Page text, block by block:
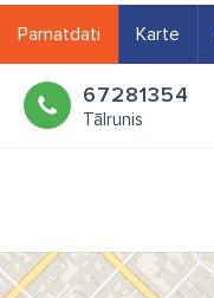
Pamatdati Karte
67281354
Tālrunis